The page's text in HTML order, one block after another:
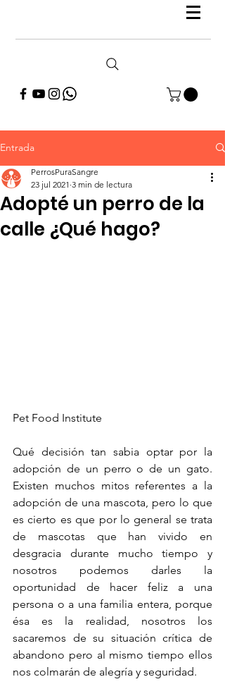
Entrada
Adopté un perro de la
calle ¿Qué hago?
PerrosPuraSangre
23 jul 2021 3 min de lectura
Pet Food Institute
Qué decisión tan sabia optar por la
adopción de un perro o de un gato.
Existen muchos mitos referentes a la
adopción de una mascota, pero lo que
es cierto es que por lo general se trata
de mascotas que han vivido en
desgracia durante mucho tiempo y
nosotros podemos darles la
oportunidad de hacer feliz a una
persona o a una familia entera, porque
ésa es la realidad, nosotros los
sacaremos de su situación crítica de
abandono pero al mismo tiempo ellos
nos colmarán de alegría y seguridad.